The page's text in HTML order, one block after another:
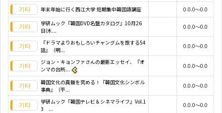
年末年始に行く西江大学 短期集中韓国語講座
0.0.0～0.0
学研ムック『韓国DVD名盤カタログ』10月26
日(木...
0.0.0～0.0
『ドラマよりおもしろいチャングムを旅する54
話』（明...
0.0.0～0.0
ジョン・キョンファさんの最新エッセイ、『オ
ンマの台所...
0.0.0～0.0
韓国文化の真髄を究める！『韓国文化シンボル
事典』（平...
0.0.0～0.0
学研ムック『韓国テレビ＆シネマライフ』Vol.1
3 ...
0.0.0～0.0